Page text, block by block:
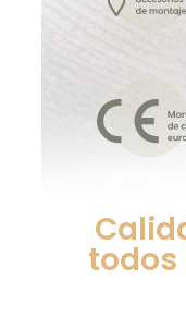
todos